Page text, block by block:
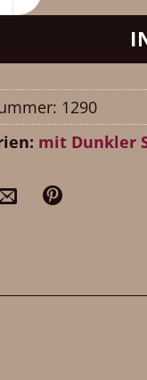
1290
mit Dunkler